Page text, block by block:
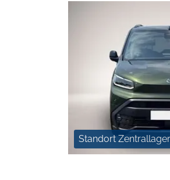
Standort Zentrallager